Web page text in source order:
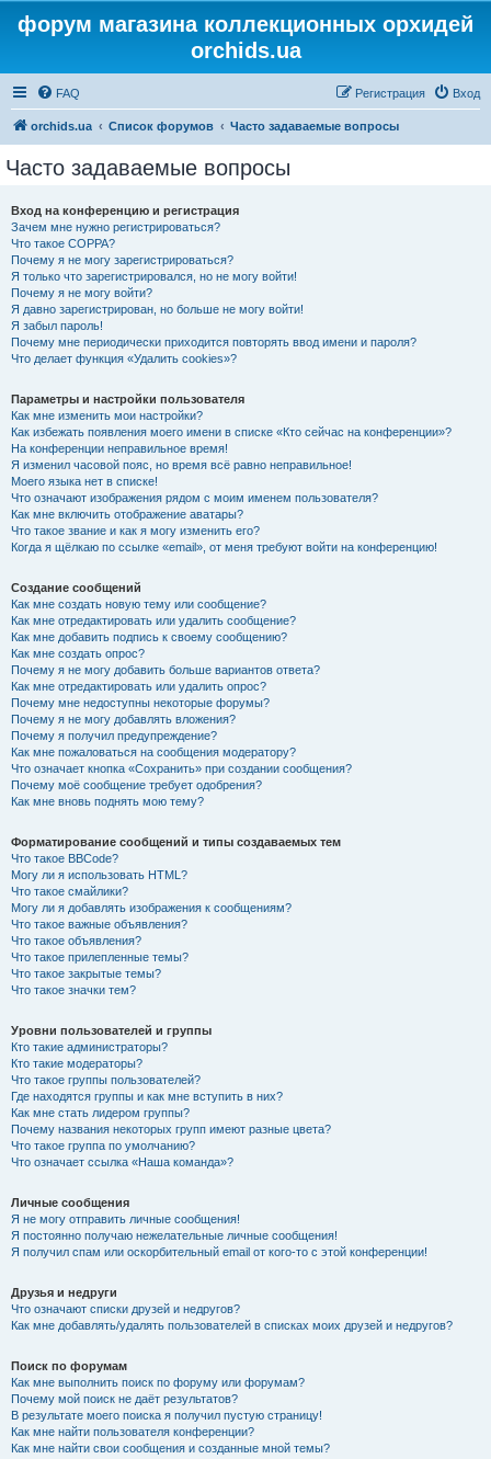
форум магазина коллекционных орхидей
orchids.ua
FAQ Вход
Регистрация
orchids.ua Список форумов Часто задаваемые вопросы
Часто задаваемые вопросы
Вход на конференцию и регистрация
Зачем мне нужно регистрироваться?
Что такое COPPA?
Почему я не могу зарегистрироваться?
Я только что зарегистрировался, но не могу войти!
Почему я не могу войти?
Я давно зарегистрирован, но больше не могу войти!
Я забыл пароль!
Почему мне периодически приходится повторять ввод имени и пароля?
Что делает функция «Удалить cookies»?
Параметры и настройки пользователя
Как мне изменить мои настройки?
Как избежать появления моего имени в списке «Кто сейчас на конференции»?
На конференции неправильное время!
Я изменил часовой пояс, но время всё равно неправильное!
Моего языка нет в списке!
Что означают изображения рядом с моим именем пользователя?
Как мне включить отображение аватары?
Что такое звание и как я могу изменить его?
Когда я щёлкаю по ссылке «email», от меня требуют войти на конференцию!
Создание сообщений
Как мне создать новую тему или сообщение?
Как мне отредактировать или удалить сообщение?
Как мне добавить подпись к своему сообщению?
Как мне создать опрос?
Почему я не могу добавить больше вариантов ответа?
Как мне отредактировать или удалить опрос?
Почему мне недоступны некоторые форумы?
Почему я не могу добавлять вложения?
Почему я получил предупреждение?
Как мне пожаловаться на сообщения модератору?
Что означает кнопка «Сохранить» при создании сообщения?
Почему моё сообщение требует одобрения?
Как мне вновь поднять мою тему?
Форматирование сообщений и типы создаваемых тем
Что такое BBCode?
Могу ли я использовать HTML?
Что такое смайлики?
Могу ли я добавлять изображения к сообщениям?
Что такое важные объявления?
Что такое объявления?
Что такое прилепленные темы?
Что такое закрытые темы?
Что такое значки тем?
Уровни пользователей и группы
Кто такие администраторы?
Кто такие модераторы?
Что такое группы пользователей?
Где находятся группы и как мне вступить в них?
Как мне стать лидером группы?
Почему названия некоторых групп имеют разные цвета?
Что такое группа по умолчанию?
Что означает ссылка «Наша команда»?
Личные сообщения
Я не могу отправить личные сообщения!
Я постоянно получаю нежелательные личные сообщения!
Я получил спам или оскорбительный email от кого-то с этой конференции!
Друзья и недруги
Что означают списки друзей и недругов?
Как мне добавлять/удалять пользователей в списках моих друзей и недругов?
Поиск по форумам
Как мне выполнить поиск по форуму или форумам?
Почему мой поиск не даёт результатов?
В результате моего поиска я получил пустую страницу!
Как мне найти пользователя конференции?
Как мне найти свои сообщения и созданные мной темы?